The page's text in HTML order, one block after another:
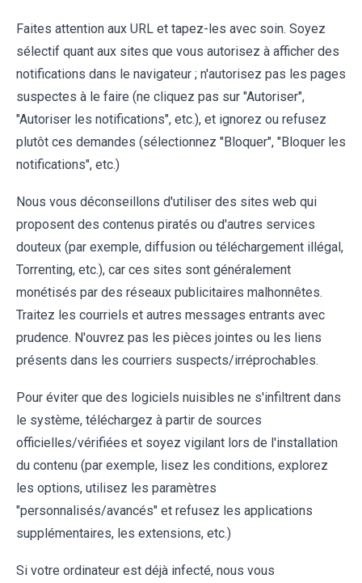
Faites attention aux URL et tapez-les avec soin. Soyez
sélectif quant aux sites que vous autorisez à afficher des
notifications dans le navigateur ; n'autorisez pas les pages
suspectes à le faire (ne cliquez pas sur "Autoriser",
"Autoriser les notifications", etc.), et ignorez ou refusez
plutôt ces demandes (sélectionnez "Bloquer", "Bloquer les
notifications", etc.)
Nous vous déconseillons d'utiliser des sites web qui
proposent des contenus piratés ou d'autres services
douteux (par exemple, diffusion ou téléchargement illégal,
Torrenting, etc.), car ces sites sont généralement
monétisés par des réseaux publicitaires malhonnêtes.
Traitez les courriels et autres messages entrants avec
prudence. N'ouvrez pas les pièces jointes ou les liens
présents dans les courriers suspects/irréprochables.
Pour éviter que des logiciels nuisibles ne s'infiltrent dans
le système, téléchargez à partir de sources
officielles/vérifiées et soyez vigilant lors de l'installation
du contenu (par exemple, lisez les conditions, explorez
les options, utilisez les paramètres
"personnalisés/avancés" et refusez les applications
supplémentaires, les extensions, etc.)
Si votre ordinateur est déjà infecté, nous vous